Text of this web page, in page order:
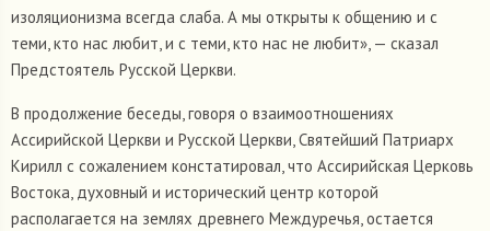
изоляционизма всегда слаба. А мы открыты к общению и с
теми, кто нас любит, и с теми, кто нас не любит», — сказал
Предстоятель Русской Церкви.
В продолжение беседы, говоря о взаимоотношениях
Ассирийской Церкви и Русской Церкви, Святейший Патриарх
Кирилл с сожалением констатировал, что Ассирийская Церковь
Востока, духовный и исторический центр которой
располагается на землях древнего Междуречья, остается